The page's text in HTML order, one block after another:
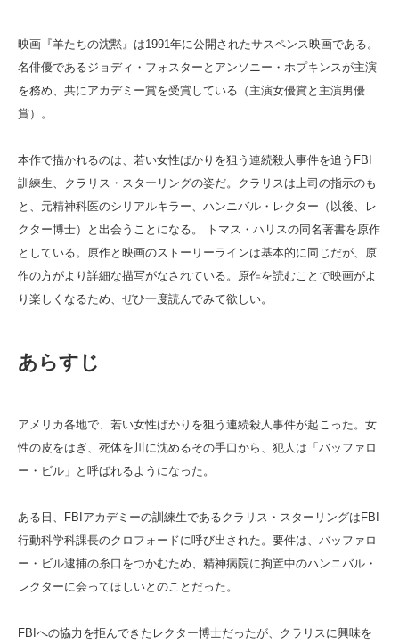
映画『羊たちの沈黙』は1991年に公開されたサスペンス映画である。
名俳優であるジョディ・フォスターとアンソニー・ホプキンスが主演
を務め、共にアカデミー賞を受賞している（主演女優賞と主演男優
賞）。
本作で描かれるのは、若い女性ばかりを狙う連続殺人事件を追うFBI
訓練生、クラリス・スターリングの姿だ。クラリスは上司の指示のも
と、元精神科医のシリアルキラー、ハンニバル・レクター（以後、レ
クター博士）と出会うことになる。 トマス・ハリスの同名著書を原作
としている。原作と映画のストーリーラインは基本的に同じだが、原
作の方がより詳細な描写がなされている。原作を読むことで映画がよ
り楽しくなるため、ぜひ一度読んでみて欲しい。
あらすじ
アメリカ各地で、若い女性ばかりを狙う連続殺人事件が起こった。女
性の皮をはぎ、死体を川に沈めるその手口から、犯人は「バッファロ
ー・ビル」と呼ばれるようになった。
ある日、FBIアカデミーの訓練生であるクラリス・スターリングはFBI
行動科学科課長のクロフォードに呼び出された。要件は、バッファロ
ー・ビル逮捕の糸口をつかむため、精神病院に拘置中のハンニバル・
レクターに会ってほしいとのことだった。
FBIへの協力を拒んできたレクター博士だったが、クラリスに興味を